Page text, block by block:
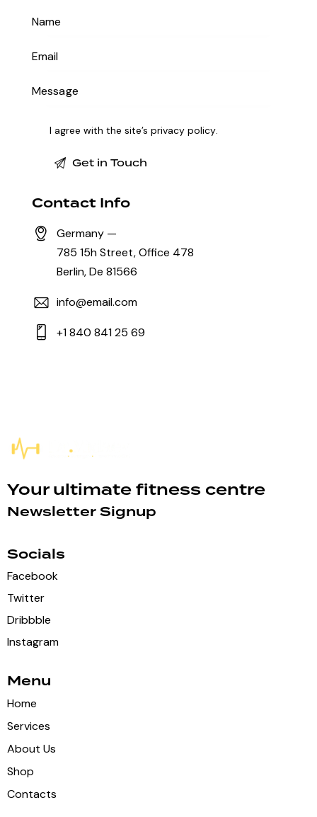
I agree with the site’sprivacy policy
Contact Info
Germany —
785 15h Street, Office 478
Berlin, De 81566
info@email.com
+1 840 841 25 69
Your ultimate fitness centre
Newsletter Signup
Socials
Facebook
Twitter
Dribbble
Instagram
Menu
Home
Services
About Us
Shop
Contacts